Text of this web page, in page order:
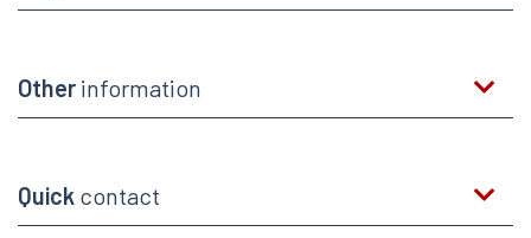
Other information
Quick contact